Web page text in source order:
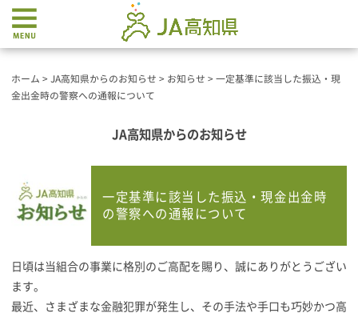
ホーム > JA高知県からのお知らせ > お知らせ > 一定基準に該当した振込・現
金出金時の警察への通報について
JA高知県からのお知らせ
一定基準に該当した振込・現金出金時
の警察への通報について
日頃は当組合の事業に格別のご高配を賜り、誠にありがとうござい
ます。
最近、さまざまな金融犯罪が発生し、その手法や手口も巧妙かつ高